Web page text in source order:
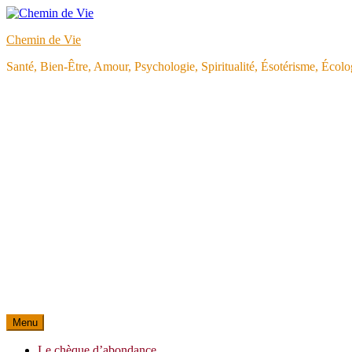
Aller
contenu
Chemin de Vie
Santé, Bien-Être, Amour, Psychologie, Spiritualité, Ésotérisme,
Menu